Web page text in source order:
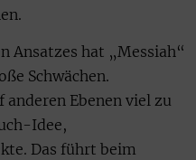
Ansatzes hat „Messiah“
Schwächen.
Ebenen viel zu
Idee,
Das führt beim